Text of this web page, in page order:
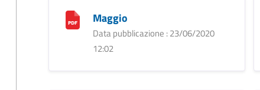
Maggio
Data pubblicazione : 23/06/2020
12:02